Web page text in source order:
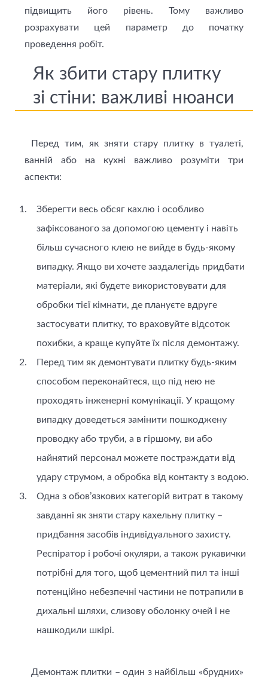
підвищить його рівень. Тому важливо
розрахувати цей параметр до початку
проведення робіт.
Як збити стару плитку
зі стіни: важливі нюанси
Перед тим, як зняти стару плитку в туалеті,
ванній або на кухні важливо розуміти три
аспекти:
Зберегти весь обсяг кахлю і особливо
зафіксованого за допомогою цементу і навіть
більш сучасного клею не вийде в будь-якому
випадку. Якщо ви хочете заздалегідь придбати
матеріали, які будете використовувати для
обробки тієї кімнати, де плануєте вдруге
застосувати плитку, то враховуйте відсоток
похибки, а краще купуйте їх після демонтажу.
Перед тим як демонтувати плитку будь-яким
способом переконайтеся, що під нею не
проходять інженерні комунікації. У кращому
випадку доведеться замінити пошкоджену
проводку або труби, а в гіршому, ви або
найнятий персонал можете постраждати від
удару струмом, а обробка від контакту з водою.
Одна з обов’язкових категорій витрат в такому
завданні як зняти стару кахельну плитку –
придбання засобів індивідуального захисту.
Респіратор і робочі окуляри, а також рукавички
потрібні для того, щоб цементний пил та інші
потенційно небезпечні частини не потрапили в
дихальні шляхи, слизову оболонку очей і не
нашкодили шкірі.
Демонтаж плитки – один з найбільш «брудних»